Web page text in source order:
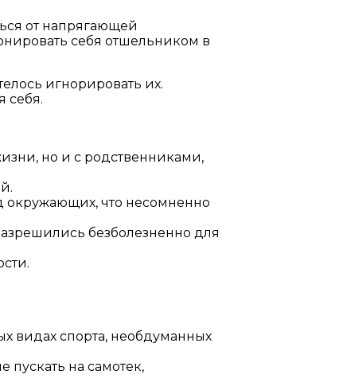
от напрягающей
себя отшельником в
игнорировать их.
себя.
но и с родственниками,
окружающих, что несомненно
безболезненно для
видах спорта, необдуманных
пускать на самотек,